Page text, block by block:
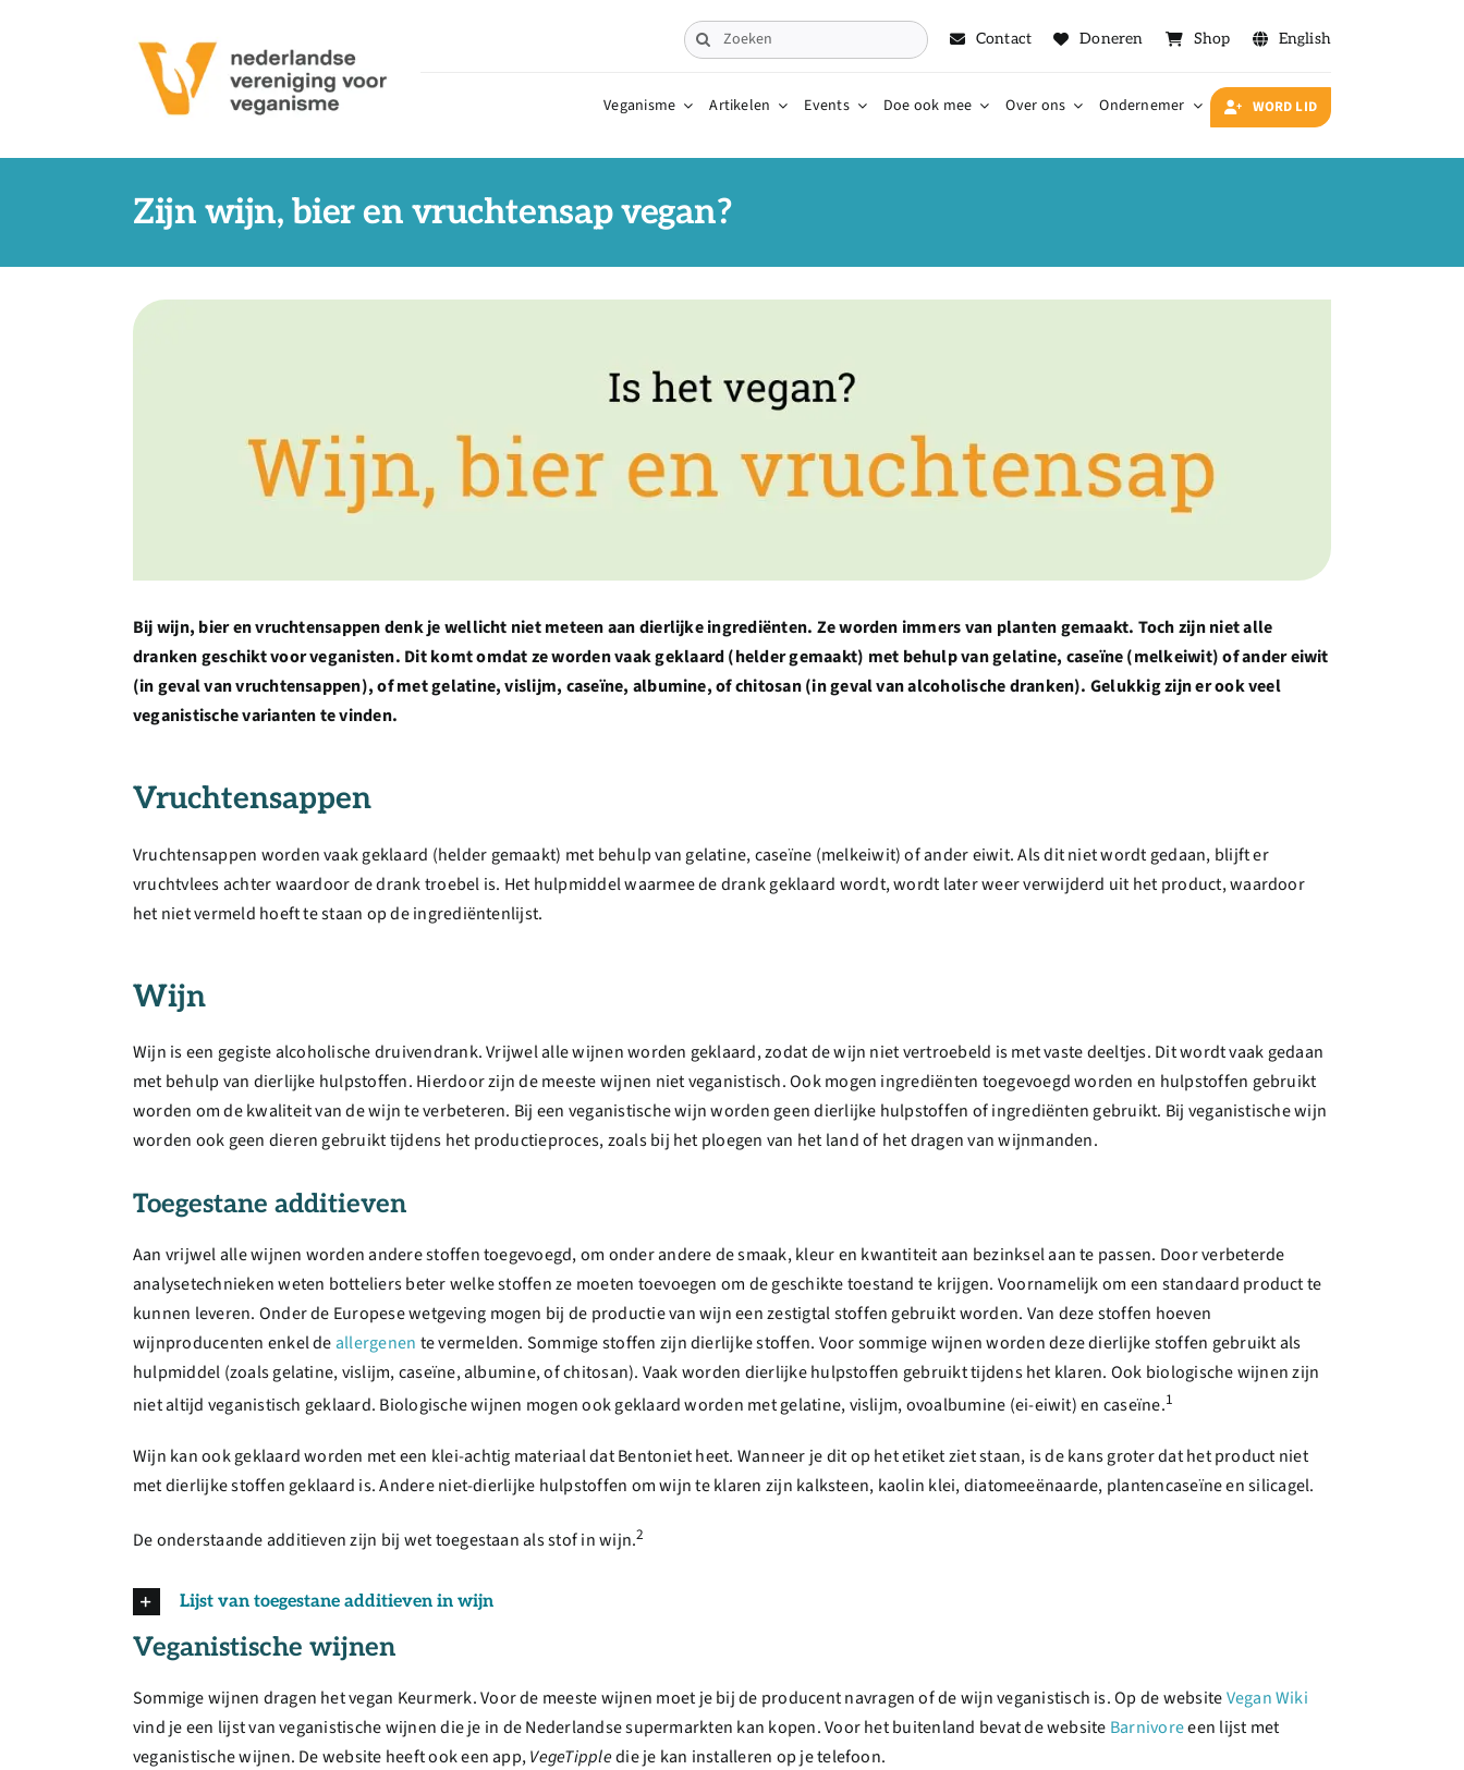
Zoeken
naar:
Contact Doneren Shop English
Veganisme Artikelen Events Doe ook mee Over ons Ondernemer WORD LID
Zijn wijn, bier en vruchtensap vegan?
Bij wijn, bier en vruchtensappen denk je wellicht niet meteen aan dierlijke ingrediënten. Ze worden immers van planten gemaakt. Toch zijn niet alle
dranken geschikt voor veganisten. Dit komt omdat ze worden vaak geklaard (helder gemaakt) met behulp van gelatine, caseïne (melkeiwit) of ander eiwit
(in geval van vruchtensappen), of met gelatine, vislijm, caseïne, albumine, of chitosan (in geval van alcoholische dranken). Gelukkig zijn er ook veel
veganistische varianten te vinden.
Vruchtensappen
Vruchtensappen worden vaak geklaard (helder gemaakt) met behulp van gelatine, caseïne (melkeiwit) of ander eiwit. Als dit niet wordt gedaan, blijft er
vruchtvlees achter waardoor de drank troebel is. Het hulpmiddel waarmee de drank geklaard wordt, wordt later weer verwijderd uit het product, waardoor
het niet vermeld hoeft te staan op de ingrediëntenlijst.
Wijn
Wijn is een gegiste alcoholische druivendrank. Vrijwel alle wijnen worden geklaard, zodat de wijn niet vertroebeld is met vaste deeltjes. Dit wordt vaak gedaan
met behulp van dierlijke hulpstoffen. Hierdoor zijn de meeste wijnen niet veganistisch. Ook mogen ingrediënten toegevoegd worden en hulpstoffen gebruikt
worden om de kwaliteit van de wijn te verbeteren. Bij een veganistische wijn worden geen dierlijke hulpstoffen of ingrediënten gebruikt. Bij veganistische wijn
worden ook geen dieren gebruikt tijdens het productieproces, zoals bij het ploegen van het land of het dragen van wijnmanden.
Toegestane additieven
Aan vrijwel alle wijnen worden andere stoffen toegevoegd, om onder andere de smaak, kleur en kwantiteit aan bezinksel aan te passen. Door verbeterde
analysetechnieken weten botteliers beter welke stoffen ze moeten toevoegen om de geschikte toestand te krijgen. Voornamelijk om een standaard product te
kunnen leveren. Onder de Europese wetgeving mogen bij de productie van wijn een zestigtal stoffen gebruikt worden. Van deze stoffen hoeven
wijnproducenten enkel de allergenen te vermelden. Sommige stoffen zijn dierlijke stoffen. Voor sommige wijnen worden deze dierlijke stoffen gebruikt als
hulpmiddel (zoals gelatine, vislijm, caseïne, albumine, of chitosan). Vaak worden dierlijke hulpstoffen gebruikt tijdens het klaren. Ook biologische wijnen zijn
niet altijd veganistisch geklaard. Biologische wijnen mogen ook geklaard worden met gelatine, vislijm, ovoalbumine (ei-eiwit) en caseïne.1
Wijn kan ook geklaard worden met een klei-achtig materiaal dat Bentoniet heet. Wanneer je dit op het etiket ziet staan, is de kans groter dat het product niet
met dierlijke stoffen geklaard is. Andere niet-dierlijke hulpstoffen om wijn te klaren zijn kalksteen, kaolin klei, diatomeeënaarde, plantencaseïne en silicagel.
De onderstaande additieven zijn bij wet toegestaan als stof in wijn.2
Lijst van toegestane additieven in wijn
Veganistische wijnen
Sommige wijnen dragen het vegan Keurmerk. Voor de meeste wijnen moet je bij de producent navragen of de wijn veganistisch is. Op de websiteVegan Wiki
vind je een lijst van veganistische wijnen die je in de Nederlandse supermarkten kan kopen. Voor het buitenland bevat de website Barnivoreeen lijst met
veganistische wijnen. De website heeft ook een app,VegeTippledie je kan installeren op je telefoon.